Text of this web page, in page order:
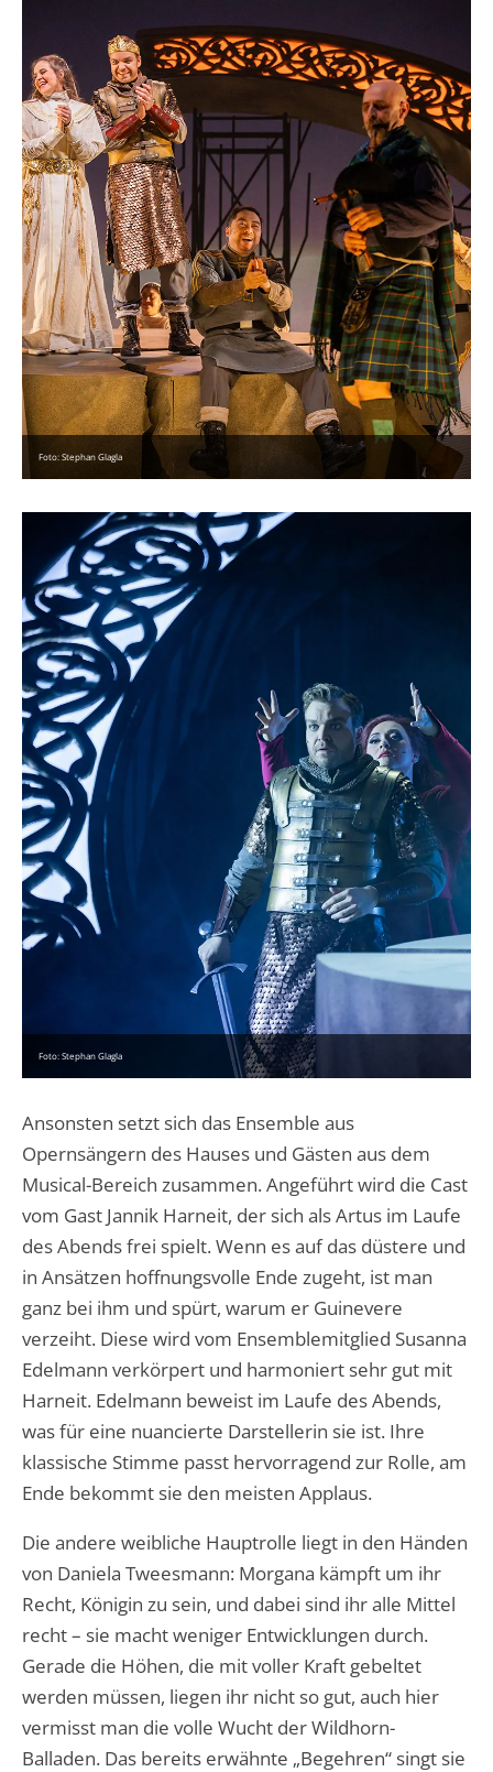
Foto: Stephan Glagla
Foto: Stephan Glagla
Ansonsten setzt sich das Ensemble aus
Opernsängern des Hauses und Gästen aus dem
Musical-Bereich zusammen. Angeführt wird die Cast
vom Gast Jannik Harneit, der sich als Artus im Laufe
des Abends frei spielt. Wenn es auf das düstere und
in Ansätzen hoffnungsvolle Ende zugeht, ist man
ganz bei ihm und spürt, warum er Guinevere
verzeiht. Diese wird vom Ensemblemitglied Susanna
Edelmann verkörpert und harmoniert sehr gut mit
Harneit. Edelmann beweist im Laufe des Abends,
was für eine nuancierte Darstellerin sie ist. Ihre
klassische Stimme passt hervorragend zur Rolle, am
Ende bekommt sie den meisten Applaus.
Die andere weibliche Hauptrolle liegt in den Händen
von Daniela Tweesmann: Morgana kämpft um ihr
Recht, Königin zu sein, und dabei sind ihr alle Mittel
recht – sie macht weniger Entwicklungen durch.
Gerade die Höhen, die mit voller Kraft gebeltet
werden müssen, liegen ihr nicht so gut, auch hier
vermisst man die volle Wucht der Wildhorn-
Balladen. Das bereits erwähnte „Begehren“ singt sie